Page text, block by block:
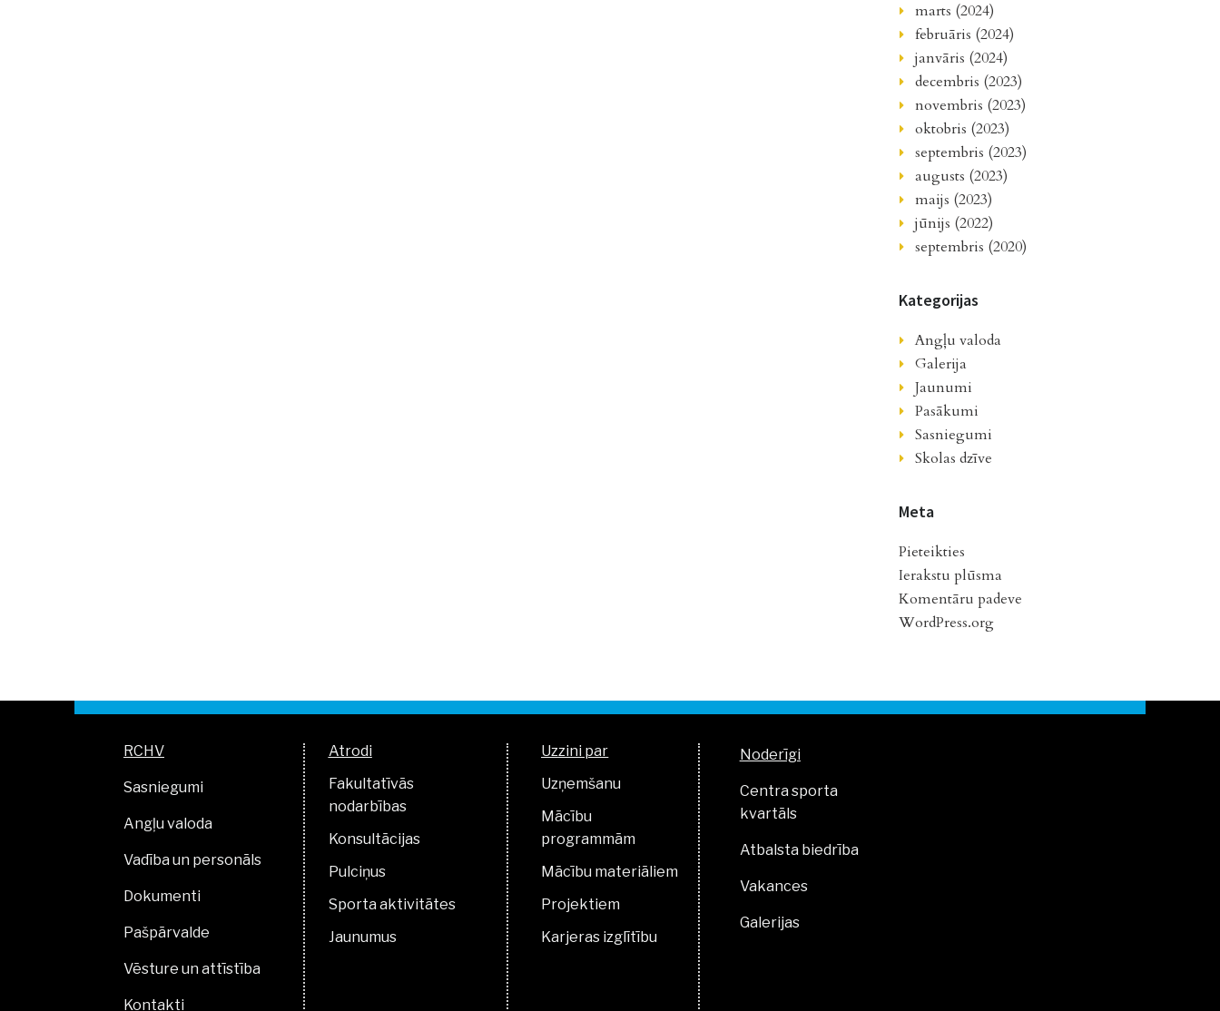
marts (2024)
februāris (2024)
janvāris (2024)
decembris (2023)
novembris (2023)
oktobris (2023)
septembris (2023)
augusts (2023)
maijs (2023)
jūnijs (2022)
septembris (2020)
Kategorijas
Angļu valoda
Galerija
Jaunumi
Pasākumi
Sasniegumi
Skolas dzīve
Meta
Pieteikties
Ierakstu plūsma
Komentāru padeve
WordPress.org
RCHV
Sasniegumi
Angļu valoda
Vadība un personāls
Dokumenti
Pašpārvalde
Vēsture un attīstība
Kontakti
Atrodi
Fakultatīvās
nodarbības
Konsultācijas
Pulciņus
Sporta aktivitātes
Jaunumus
Uzzini par
Uzņemšanu
Mācību
programmām
Mācību materiāliem
Projektiem
Karjeras izglītību
Noderīgi
Centra sporta
kvartāls
Atbalsta biedrība
Vakances
Galerijas